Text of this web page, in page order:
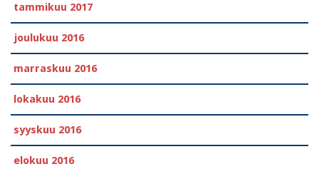
tammikuu 2017
joulukuu 2016
marraskuu 2016
lokakuu 2016
syyskuu 2016
elokuu 2016